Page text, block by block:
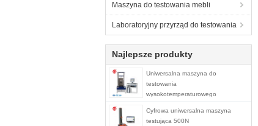
Maszyna do testowania mebli
Laboratoryjny przyrząd do testowania
Najlepsze produkty
Uniwersalna maszyna do
testowania
wysokotemperaturowego
stacjonarnego
Cyfrowa uniwersalna maszyna
testująca 500N